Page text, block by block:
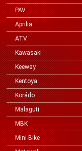
PAV
Aprilia
ATV
Kawasaki
Keeway
Kentoya
Korádo
Malaguti
MBK
Mini-Bike